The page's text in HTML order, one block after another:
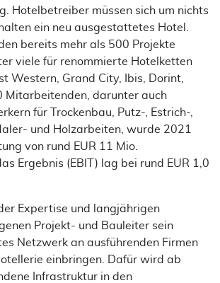
Hotelbetreiber müssen sich um nichts
ein neu ausgestattetes Hotel.
bereits mehr als 500 Projekte
viele für renommierte Hotelketten
Western, Grand City, Ibis, Dorint,
Mitarbeitenden, darunter auch
für Trockenbau, Putz-, Estrich-,
und Holzarbeiten, wurde 2021
von rund EUR 11 Mio.
Ergebnis (EBIT) lag bei rund EUR 1,0
Expertise und langjährigen
Projekt- und Bauleiter sein
Netzwerk an ausführenden Firmen
einbringen. Dafür wird ab
Infrastruktur in den